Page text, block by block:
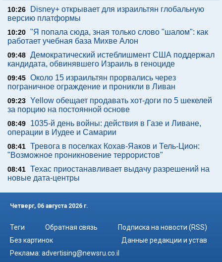
10:26
Disney+ открывает для израильтян глобальную
версию платформы
10:20 "Я попала сюда, зная только слово "шалом": как
работает учебная база Михве Алон
09:48 Демократический истеблишмент США поддержал
кандидата, обвинявшего Израиль в геноциде
09:45 Около 15 израильтян прорвались через
пограничное ограждение и проникли в Ливан
09:23 Yellow обещает продавать хот-доги по 5 шекелей
за порцию на постоянной основе
08:49
1035-й день войны: действия в Газе и Ливане,
операции в Иудее и Самарии
08:41 Тревога в поселках Кохав-Яаков и Тель-Цион:
"Возможное проникновение террористов"
08:41 Техас приостанавливает выдачу разрешений на
новые дата-центры
Четверг, 06 августа 2026 г.
Теги Обратная связь
Подписка на новости (RSS)
Без картинок
Данные редакции и устав
Реклама: advertising@newsru.co.il